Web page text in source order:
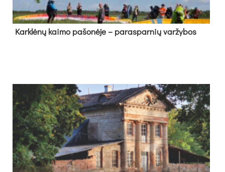
Kark­lė­nų kai­mo pa­šo­nė­je – pa­ras­par­nių var­žy­bos